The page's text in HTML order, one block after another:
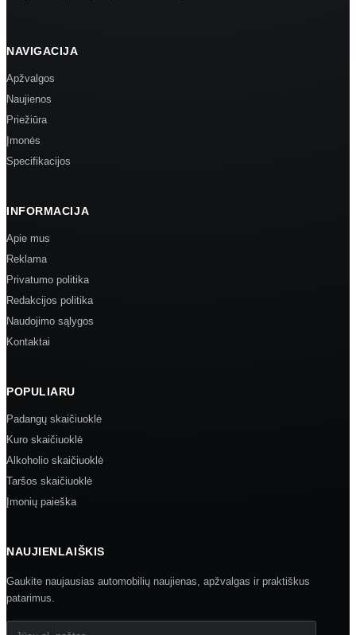
NAVIGACIJA
Apžvalgos
Naujienos
Priežiūra
Įmonės
Specifikacijos
INFORMACIJA
Apie mus
Reklama
Privatumo politika
Redakcijos politika
Naudojimo sąlygos
Kontaktai
POPULIARU
Padangų skaičiuoklė
Kuro skaičiuoklė
Alkoholio skaičiuoklė
Taršos skaičiuoklė
Įmonių paieška
NAUJIENLAIŠKIS
Gaukite naujausias automobilių naujienas, apžvalgas ir praktiškus
patarimus.
Jūsų el. paštas